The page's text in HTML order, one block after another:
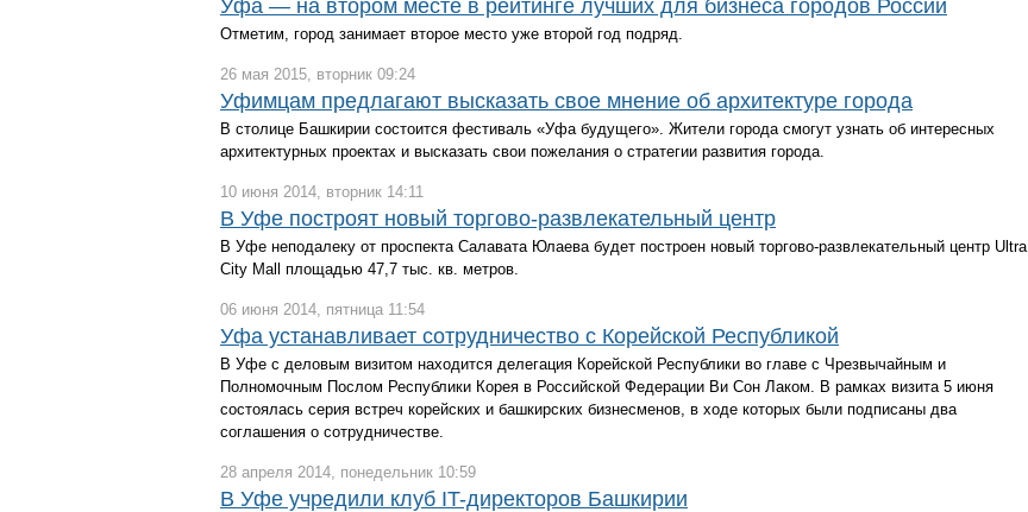
Уфа — на втором месте в рейтинге лучших для бизнеса городов России
Отметим, город занимает второе место уже второй год подряд.
26 мая 2015, вторник 09:24
Уфимцам предлагают высказать свое мнение об архитектуре города
В столице Башкирии состоится фестиваль «Уфа будущего». Жители города смогут узнать об интересных
архитектурных проектах и высказать свои пожелания о стратегии развития города.
10 июня 2014, вторник 14:11
В Уфе построят новый торгово-развлекательный центр
В Уфе неподалеку от проспекта Салавата Юлаева будет построен новый торгово-развлекательный центр Ultra
City Mall площадью 47,7 тыс. кв. метров.
06 июня 2014, пятница 11:54
Уфа устанавливает сотрудничество с Корейской Республикой
В Уфе с деловым визитом находится делегация Корейской Республики во главе с Чрезвычайным и
Полномочным Послом Республики Корея в Российской Федерации Ви Сон Лаком. В рамках визита 5 июня
состоялась серия встреч корейских и башкирских бизнесменов, в ходе которых были подписаны два
соглашения о сотрудничестве.
28 апреля 2014, понедельник 10:59
В Уфе учредили клуб IT-директоров Башкирии